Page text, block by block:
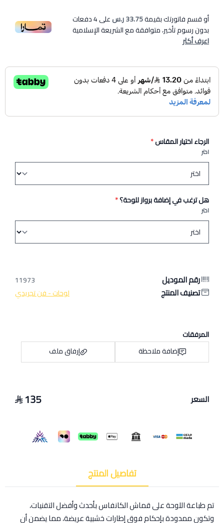
أو قسم فاتورتك بقيمة33.75 ر.س على4دفعات
بدون رسوم تأخير، متوافقة مع الشريعة الإسلامية
اعرف أكثر
الرجاء اختيار المقاس*
اختر
هل ترغب في إضافة برواز للوحة؟*
اختر
رقم الموديل 11973
تصنيف المنتج لوحات - فن تجريدي
المرفقات
إضافة ملاحظة
إرفاق ملف
السعر 135
تفاصيل المنتج
تم طباعة اللوحة على قماش الكانفاس بأحدث وأفضل التقنيات،
وتكون ممدودة بإحكام فوق إطارات خشبية عريضة، مما يضمن أن